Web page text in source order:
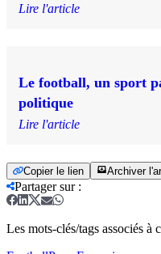
Lire l'article
Le football, un sport
politique
Lire l'article
Copier le lien Archiver
Partager sur:
Les mots-clés/tags associés à